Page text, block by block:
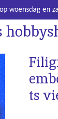
woensdag en
ts